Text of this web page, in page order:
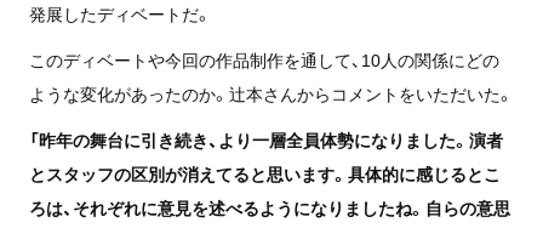
発展したディベートだ。
このディベートや今回の作品制作を通して、10人の関係にどの
ような変化があったのか。辻󠄀本さんからコメントをいただいた。
「昨年の舞台に引き続き、より一層全員体勢になりました。演者
とスタッフの区別が消えてると思います。具体的に感じるとこ
ろは、それぞれに意見を述べるようになりましたね。自らの意思